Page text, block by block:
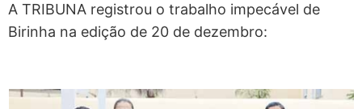
A TRIBUNA registrou o trabalho impecável de
Birinha na edição de 20 de dezembro: